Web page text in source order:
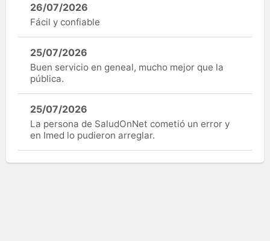
26/07/2026
Fácil y confiable
25/07/2026
Buen servicio en geneal, mucho mejor que la
pública.
25/07/2026
La persona de SaludOnNet cometió un error y
en Imed lo pudieron arreglar.